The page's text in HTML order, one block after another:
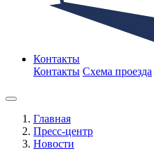
Контакты
Контакты Схема проезда
Главная
Пресс-центр
Новости